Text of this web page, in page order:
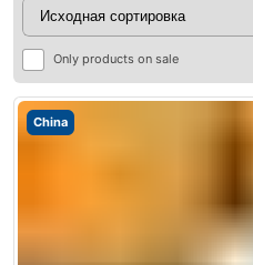
Only products on sale
China